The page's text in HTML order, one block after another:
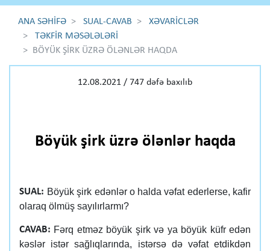
ANA SƏHİFƏ SUAL-CAVAB
XƏVARİCLƏR
TƏKFİR MƏSƏLƏLƏRİ
BÖYÜK ŞİRK ÜZRƏ ÖLƏNLƏR HAQDA
Böyük şirk üzrə ölənlər haqda
12.08.2021 / 747 dəfə baxılıb
SUAL: Böyük şirk edənlər o halda vəfat ederlerse, kafir
olaraq ölmüş sayılırlarmı?
CAVAB: Fərq etməz böyük şirk və ya böyük küfr edən
kəslər istər sağlıqlarında, istərsə də vəfat etdikdən